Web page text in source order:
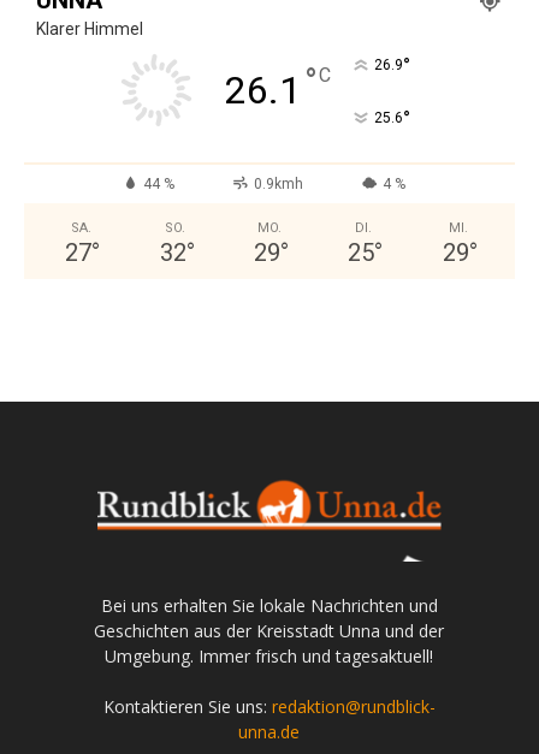
Klarer Himmel
26.1 °C 26.9°
25.6°
44 % 0.9kmh 4 %
SA.
27°
SO.
32°
MO.
29°
DI.
25°
MI.
29°
Bei uns erhalten Sie lokale Nachrichten und
Geschichten aus der Kreisstadt Unna und der
Umgebung. Immer frisch und tagesaktuell!
Kontaktieren Sie uns: redaktion@rundblick-
unna.de